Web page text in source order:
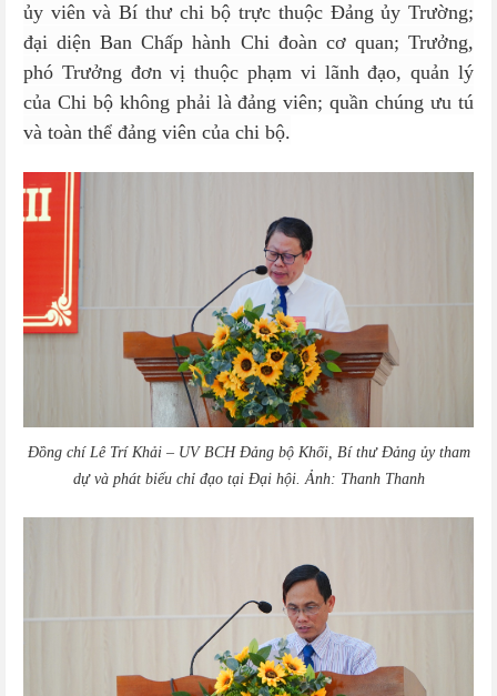
ủy viên và Bí thư chi bộ trực thuộc Đảng ủy Trường;
đại diện Ban Chấp hành Chi đoàn cơ quan; Trưởng,
phó Trưởng đơn vị thuộc phạm vi lãnh đạo, quản lý
của Chi bộ không phải là đảng viên; quần chúng ưu tú
và toàn thể đảng viên của chi bộ.
Đồng chí Lê Trí Khải – UV BCH Đảng bộ Khối, Bí thư Đảng ủy tham
dự và phát biểu chỉ đạo tại Đại hội.Ảnh: ThanhThanh